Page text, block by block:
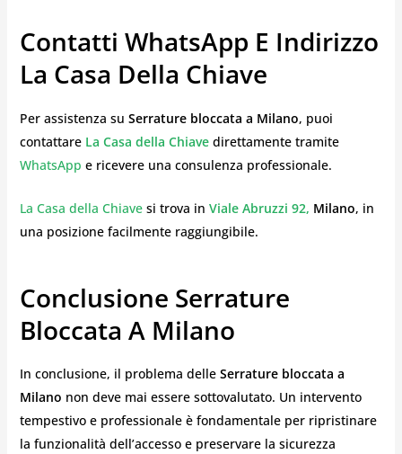
Contatti WhatsApp E Indirizzo
La Casa Della Chiave
Per assistenza su Serrature bloccata a Milano, puoi
contattare La Casa della Chiavedirettamente tramite
WhatsApp e ricevere una consulenza professionale.
La Casa della Chiavesi trova in Viale Abruzzi 92, Milano, in
una posizione facilmente raggiungibile.
Conclusione Serrature
Bloccata A Milano
In conclusione, il problema delle Serrature bloccata a
Milano non deve mai essere sottovalutato. Un intervento
tempestivo e professionale è fondamentale per ripristinare
la funzionalità dell’accesso e preservare la sicurezza